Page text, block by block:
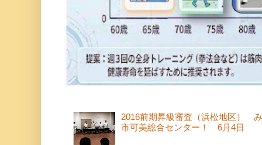
2016前期昇級審査（浜松地区）
市可美総合センター！ 6月4日